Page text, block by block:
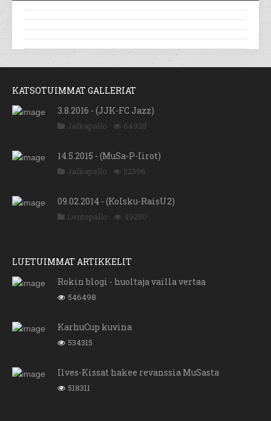
KATSOTUIMMAT GALLERIAT
3.8.2016 - (JJK-FC Jazz)
Jalkapallo 64928
14.5.2015 - (MuSa-P-Iirot)
Jalkapallo 52396
09.02.2014 - (KoIsku-RaisU2)
Lentopallo 49250
LUETUIMMAT ARTIKKELIT
Rokin blogi - huoltaja vailla vertaa
546498
KarhuCup kuvina
534315
Ilves-Kissat hakee revanssia MuSasta
518311